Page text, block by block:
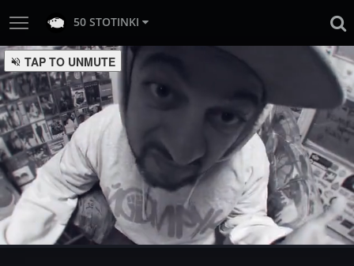
50 STOTINKI
Unmute Loaded
0%
Progress
0%